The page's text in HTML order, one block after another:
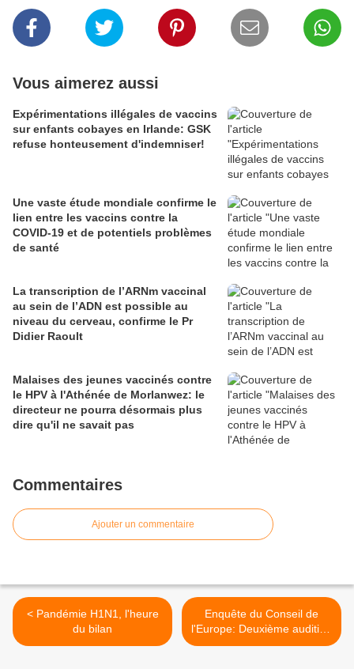
Vous aimerez aussi
Expérimentations illégales de vaccins
sur enfants cobayes en Irlande: GSK
refuse honteusement d'indemniser!
Une vaste étude mondiale confirme le
lien entre les vaccins contre la
COVID-19 et de potentiels problèmes
de santé
La transcription de l’ARNm vaccinal
au sein de l’ADN est possible au
niveau du cerveau, confirme le Pr
Didier Raoult
Malaises des jeunes vaccinés contre
le HPV à l'Athénée de Morlanwez: le
directeur ne pourra désormais plus
dire qu'il ne savait pas
Commentaires
Ajouter un commentaire
< Pandémie H1N1, l'heure
du bilan
Enquête du Conseil de
l'Europe: Deuxième audition
publique sur le traitement